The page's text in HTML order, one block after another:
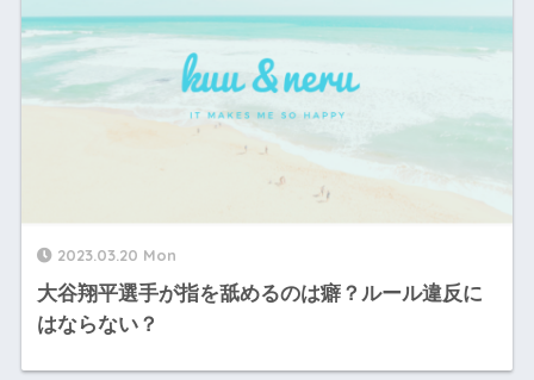
2023.03.20 Mon
大谷翔平選手が指を舐めるのは癖？ルール違反に
はならない？